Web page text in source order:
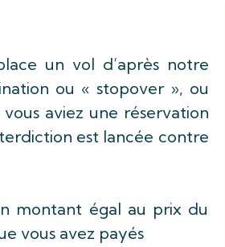
un vol d’après notre
ou « stopover », ou
aviez une réservation
est lancée contre
montant égal au prix du
vous avez payés